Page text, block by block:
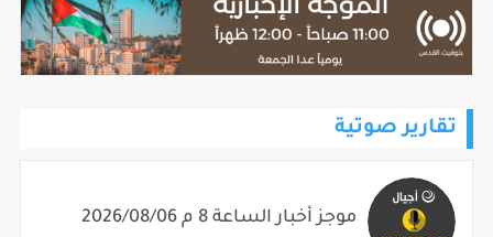
تقارير صوتية
موجز أخبار الساعة 8 م 2026/08/06